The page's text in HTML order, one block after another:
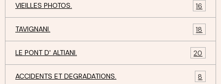
VIEILLES PHOTOS. 16
TAVIGNANI. 18
LE PONT D' ALTIANI. 20
ACCIDENTS ET DEGRADATIONS. 8